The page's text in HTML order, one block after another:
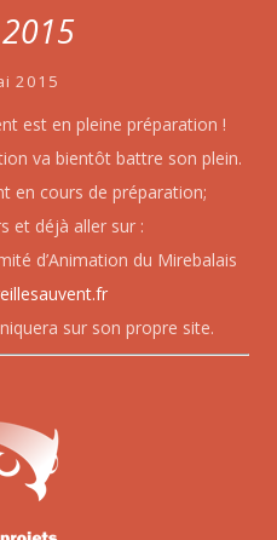
2015
est en pleine préparation !
va bientôt battre son plein.
en cours de préparation;
et déjà aller sur :
d’Animation du Mirebalais
sur son propre site.